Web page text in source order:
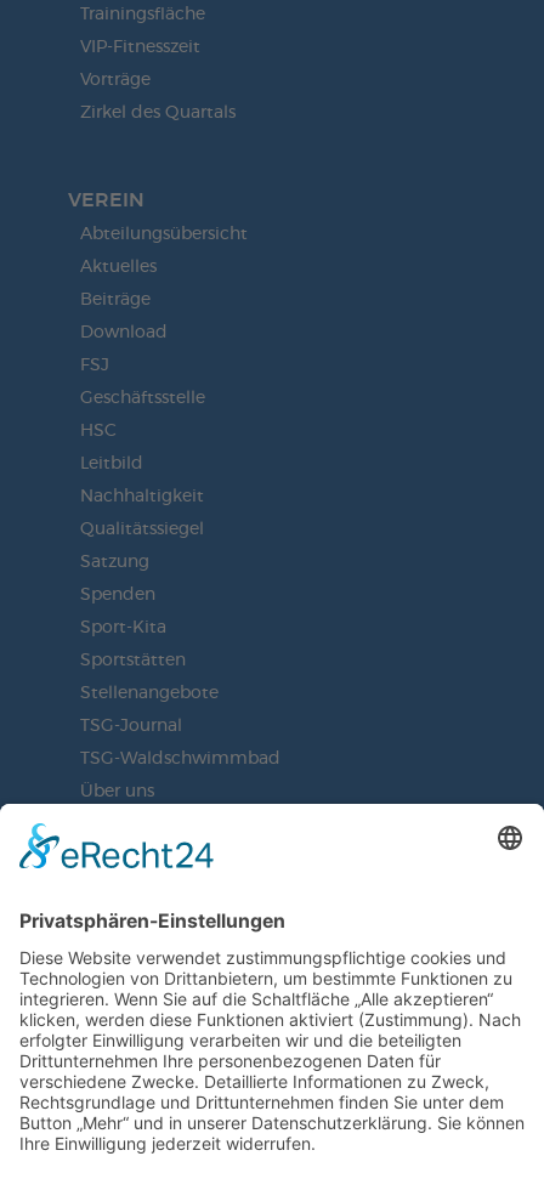
Trainingsfläche
VIP-Fitnesszeit
Vorträge
Zirkel des Quartals
VEREIN
Abteilungsübersicht
Aktuelles
Beiträge
Download
FSJ
Geschäftsstelle
HSC
Leitbild
Nachhaltigkeit
Qualitätssiegel
Satzung
Spenden
Sport-Kita
Sportstätten
Stellenangebote
TSG-Journal
TSG-Waldschwimmbad
Über uns
BLEIBEN SIE AUF DEM
JETZT UNSEREN NEWSLETTER
ABONNIEREN
ZUR ANMELDUNG
SOCIAL MEDIA